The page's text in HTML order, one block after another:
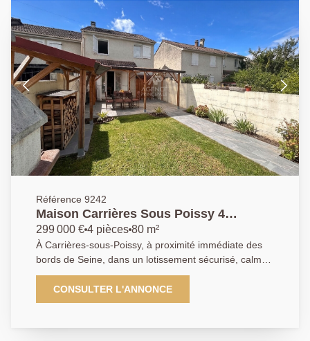
Référence 9242
Maison Carrières Sous Poissy 4
pièce(s) 80 m2
299 000 € 4 pièces 80 m²
À Carrières-sous-Poissy, à proximité immédiate des
bords de Seine, dans un lotissement sécurisé, calme
et familial, l'Agence Principale vous propose cette
agréable maison aux nombreux atouts. Au rez-de-
chaussée, vous découvrirez une belle pièce de vie
offrant une vue dégagée sur la Seine. Une cuisine
CONSULTER L'ANNONCE